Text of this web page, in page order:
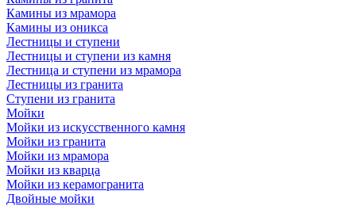
Камины из мрамора
Камины из оникса
Лестницы и ступени
Лестницы и ступени из камня
Лестница и ступени из мрамора
Лестницы из гранита
Ступени из гранита
Мойки
Мойки из искусственного камня
Мойки из гранита
Мойки из мрамора
Мойки из кварца
Мойки из керамогранита
Двойные мойки